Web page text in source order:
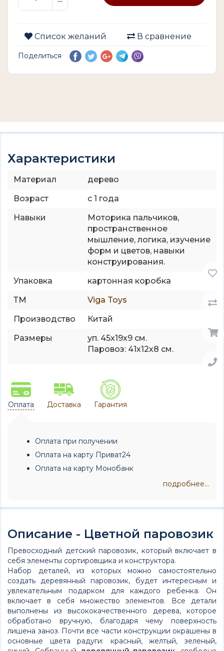
Список желаний В сравнение
Поделиться
Характеристики
Материал
дерево
Возраст
с 1 года
Навыки
Моторика пальчиков,
пространственное
мышление, логика, изучение
форм и цветов, навыки
конструирования.
Упаковка
картонная коробка
ТМ
Viga Toys
Производство
Китай
Размеры
уп. 45х19х9 см.
Паровоз: 41х12х8 см.
Оплата Доставка Гарантия
Оплата при получении
Оплата на карту Приват24
Оплата на карту Монобанк
подробнее...
Описание - Цветной паровозик
Превосходный детский паровозик, который включает в
себя элементы сортировщика и конструктора.
Набор деталей, из которых можно самостоятельно
создать деревянный паровозик, будет интересным и
увлекательным подарком для каждого ребенка. Он
включает в себя множество элементов. Все детали
выполнены из высококачественного дерева, которое
обработано вручную, благодаря чему поверхность
лишена заноз. Почти все части конструкции окрашены в
основные цвета радуги: красный, желтый, зеленый,